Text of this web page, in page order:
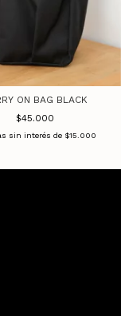
ON BAG BLACK
$45.000
sin interés de $15.000